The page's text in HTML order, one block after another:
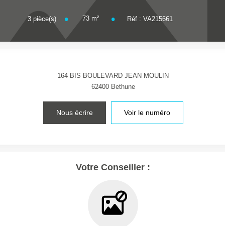
3 pièce(s) 73 m² Réf : VA215661
164 BIS BOULEVARD JEAN MOULIN
62400 Bethune
Nous écrire Voir le numéro
Votre Conseiller :